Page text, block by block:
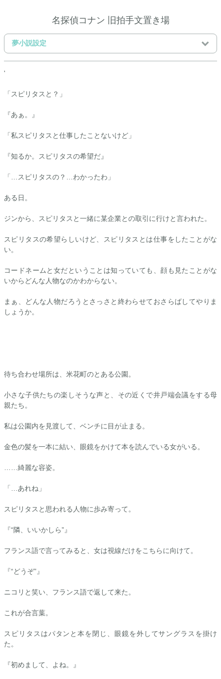
名探偵コナン 旧拍手文置き場
夢小説設定
'
「スピリタスと？」
『あぁ。』
「私スピリタスと仕事したことないけど」
『知るか。スピリタスの希望だ』
「…スピリタスの？…わかったわ」
ある日。
ジンから、スピリタスと一緒に某企業との取引に行けと言われた。
スピリタスの希望らしいけど、スピリタスとは仕事をしたことがな
い。
コードネームと女だということは知っていても、顔も見たことがな
いからどんな人物なのかわからない。
まぁ、どんな人物だろうとさっさと終わらせておさらばしてやりま
しょうか。
待ち合わせ場所は、米花町のとある公園。
小さな子供たちの楽しそうな声と、その近くで井戸端会議をする母
親たち。
私は公園内を見渡して、ベンチに目が止まる。
金色の髪を一本に結い、眼鏡をかけて本を読んでいる女がいる。
……綺麗な容姿。
「…あれね」
スピリタスと思われる人物に歩み寄って。
『“隣、いいかしら”』
フランス語で言ってみると、女は視線だけをこちらに向けて。
『“どうぞ”』
ニコリと笑い、フランス語で返して来た。
これが合言葉。
スピリタスはパタンと本を閉じ、眼鏡を外してサングラスを掛け
た。
『初めまして、よね。』